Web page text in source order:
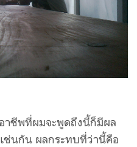
าชีพที่ผมจะพูดถึงนี้ก็มีผล
ช่นกัน ผลกระทบที่ว่านี้คือ